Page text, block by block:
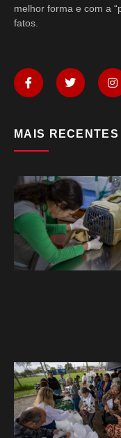
melhor forma e com a
fatos.
MAIS RECENTES